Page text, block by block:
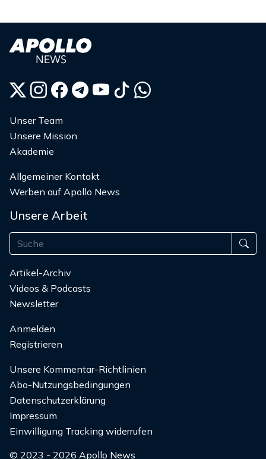
Unser Team
Unsere Mission
Akademie
Allgemeiner Kontakt
Werben auf Apollo News
Unsere Arbeit
Artikel-Archiv
Videos & Podcasts
Newsletter
Anmelden
Registrieren
Unsere Kommentar-Richtlinien
Abo-Nutzungsbedingungen
Datenschutzerklärung
Impressum
Einwilligung Tracking widerrufen
© 2023 - 2026 Apollo News